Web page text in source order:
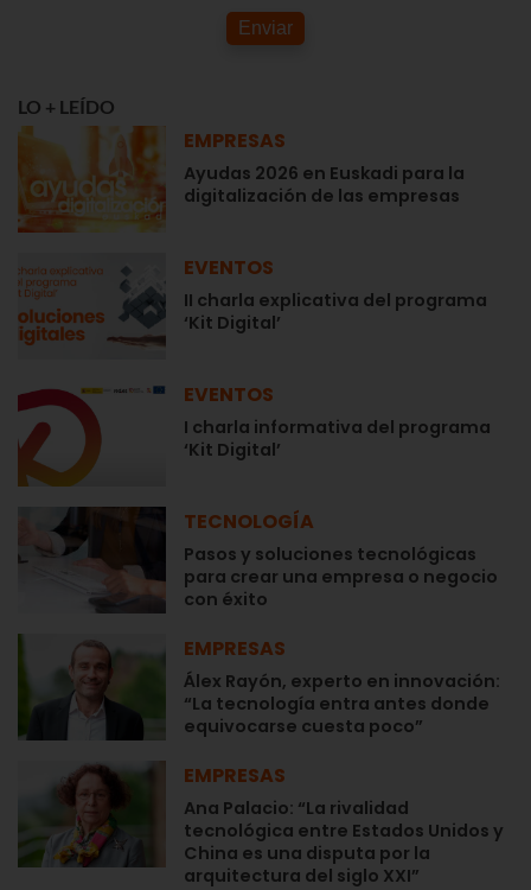
Enviar
LO + LEÍDO
EMPRESAS
Ayudas 2026 en Euskadi para la
digitalización de las empresas
EVENTOS
II charla explicativa del programa
‘Kit Digital’
EVENTOS
I charla informativa del programa
‘Kit Digital’
TECNOLOGÍA
Pasos y soluciones tecnológicas
para crear una empresa o negocio
con éxito
EMPRESAS
Álex Rayón, experto en innovación:
“La tecnología entra antes donde
equivocarse cuesta poco”
EMPRESAS
Ana Palacio: “La rivalidad
tecnológica entre Estados Unidos y
China es una disputa por la
arquitectura del siglo XXI”